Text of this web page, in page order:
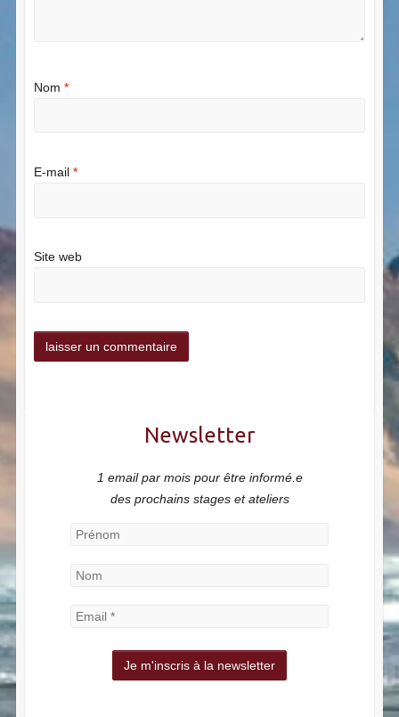
Nom *
E-mail *
Site web
Newsletter
1 email par mois pour être informé.e
des prochains stages et ateliers